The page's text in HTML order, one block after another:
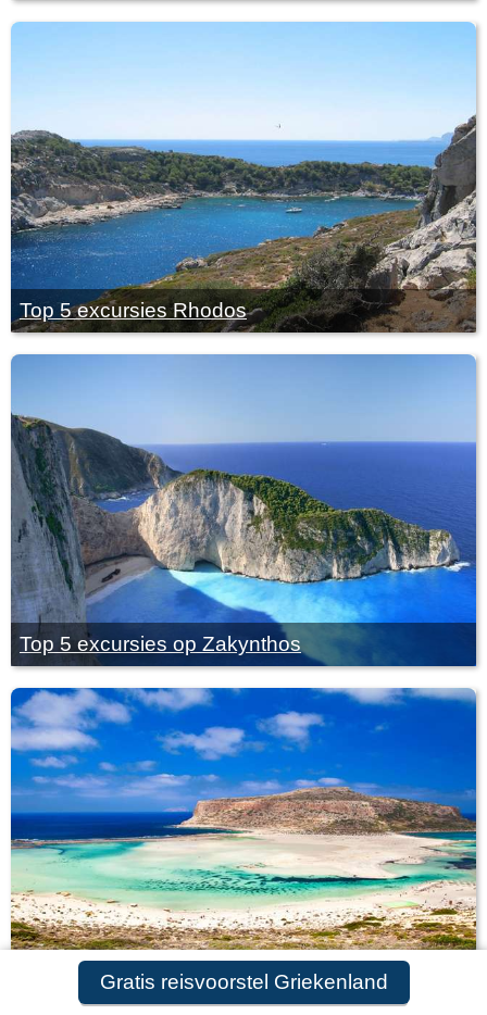
Gratis reisvoorstel Griekenland
Top 5 excursies Rhodos
Top 5 excursies op Zakynthos
De mooiste Griekse stranden